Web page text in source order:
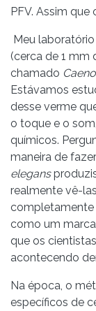
PFV. Assim que
Meu
(cerca de 1 mm
chamado
Estávamos
desse verme
o toque e o
químicos.
maneira de
elegans
realmente vê-
completamente
como um
que os
acontecendo
Na época, o
específicos de